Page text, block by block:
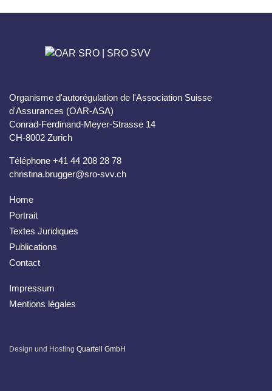
Organisme d'autorégulation de l'Association Suisse
d'Assurances (OAR-ASA)
Conrad-Ferdinand-Meyer-Strasse 14
CH-8002 Zurich
Téléphone +41 44 208 28 78
christina.brugger@sro-svv.ch
Home
Portrait
Textes Juridiques
Publications
Contact
Impressum
Mentions légales
Design und Hosting Quartell GmbH